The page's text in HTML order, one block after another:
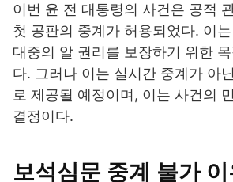
이번 윤 전 대통령의 사건은 공적
첫 공판의 중계가 허용되었다. 이
대중의 알 권리를 보장하기 위한
다. 그러나 이는 실시간 중계가 아
로 제공될 예정이며, 이는 사건의
결정이다.
보석심문 중계 불가 이